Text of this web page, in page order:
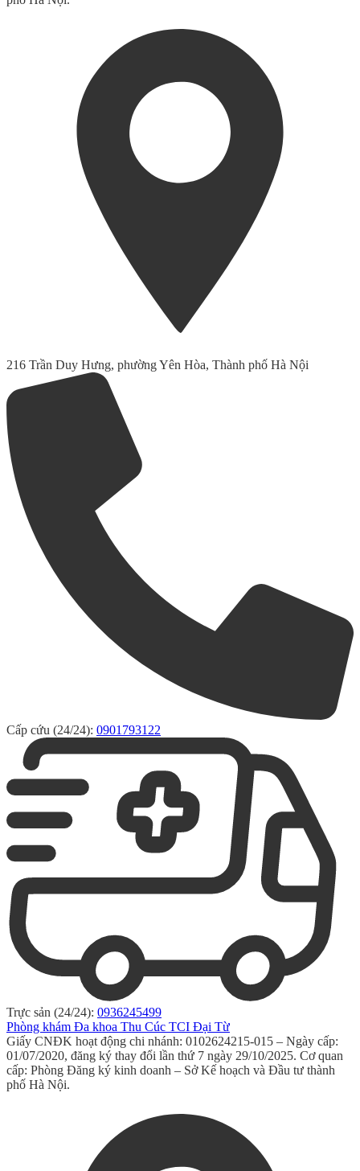
216 Trần Duy Hưng, phường Yên Hòa, Thành phố Hà Nội
Cấp cứu (24/24): 0901793122
Trực sản (24/24): 0936245499
Phòng khám Đa khoa Thu Cúc TCI Đại Từ
Giấy CNĐK hoạt động chi nhánh: 0102624215-015 – Ngày cấp:
01/07/2020, đăng ký thay đổi lần thứ 7 ngày 29/10/2025. Cơ quan
cấp: Phòng Đăng ký kinh doanh – Sở Kế hoạch và Đầu tư thành
phố Hà Nội.